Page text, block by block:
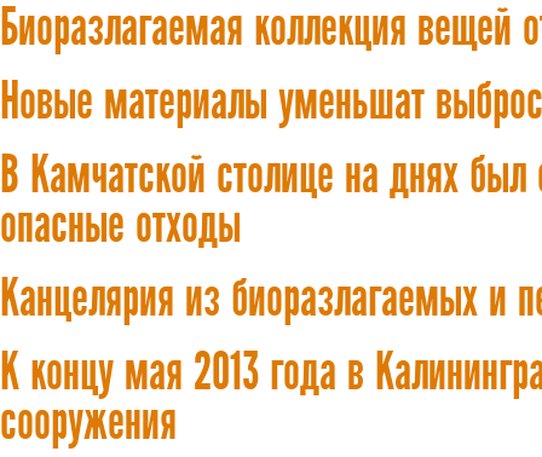
Биоразлагаемая коллекция вещей
Новые материалы уменьшат
В Камчатской столице на днях был
опасные отходы
Канцелярия из биоразлагаемых и
К концу мая 2013 года в
сооружения